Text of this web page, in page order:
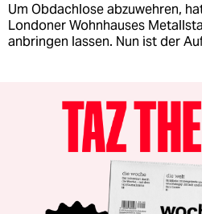
Um Obdachlose abzuwehren,
Londoner Wohnhauses
anbringen lassen. Nun ist der